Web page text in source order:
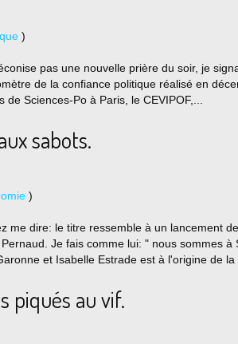
)
pas une nouvelle prière du soir, je
de la confiance politique réalisé en
Sciences-Po à Paris, le CEVIPOF,...
sabots.
)
me dire: le titre ressemble à un lancement
Je fais comme lui: " nous sommes à
et Isabelle Estrade est à l'origine de
piqués au vif.